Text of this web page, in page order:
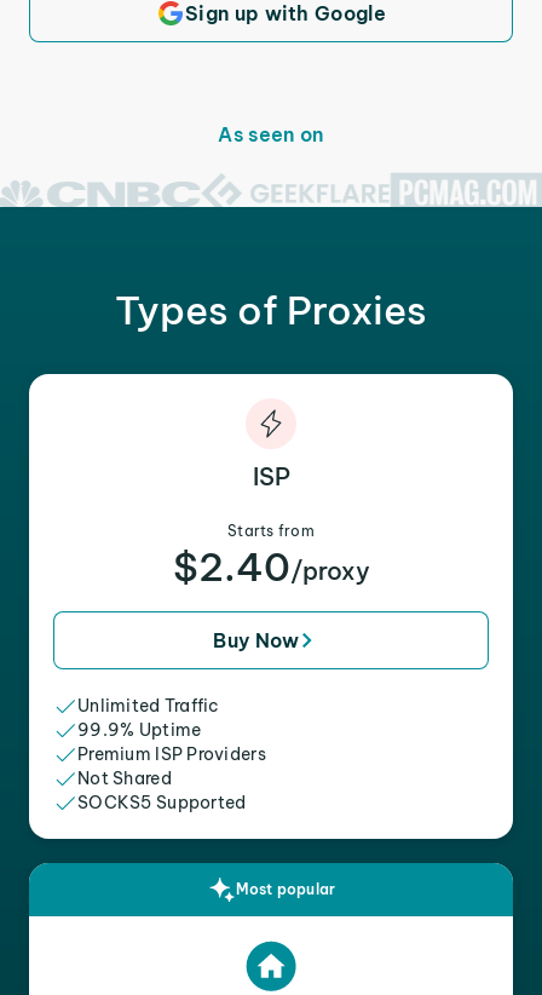
Sign up with Google
As seen on
Types of Proxies
ISP
Starts from
$2.40/proxy
Buy Now
Unlimited Traffic
99.9% Uptime
Premium ISP Providers
Not Shared
SOCKS5 Supported
Most popular